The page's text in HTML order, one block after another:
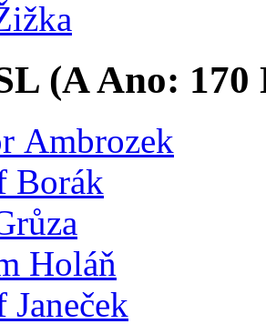
(AAno: 170
Ambrozek
Borák
Holáň
Janeček